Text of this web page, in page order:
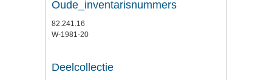
Oude_inventarisnummers
82.241.16
W-1981-20
Deelcollectie